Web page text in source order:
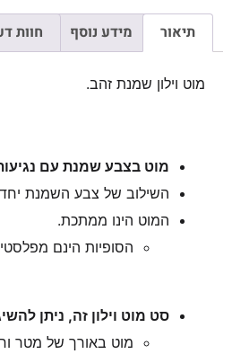
תיאור מידע נוסף חוות
מוט וילון שמנת זהב.
מוט בצבע שמנת עם
השילוב של צבע השמנת יחד
המוט הינו ממתכת.
הסופיות הינם
סט מוט וילון זה, ניתן
מוט באורך של מטר